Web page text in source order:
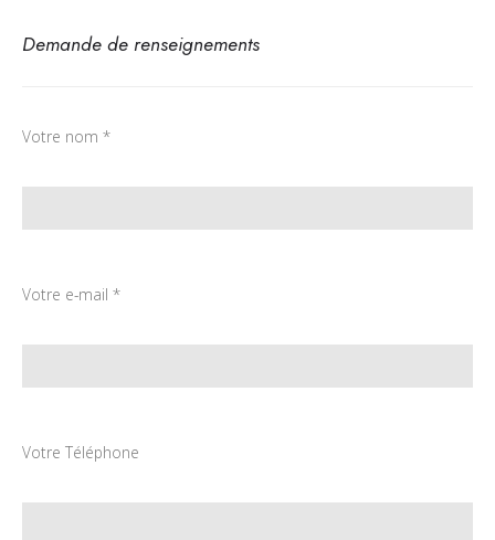
Demande de renseignements
Votre nom *
Votre e-mail *
Votre Téléphone